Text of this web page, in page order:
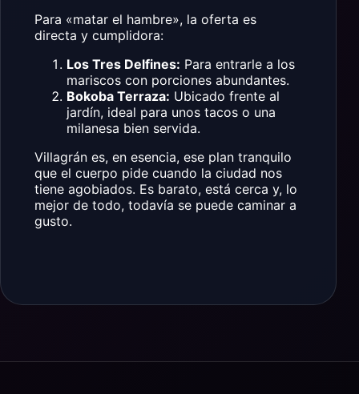
Para «matar el hambre», la oferta es
directa y cumplidora:
Los Tres Delfines: Para entrarle a los
mariscos con porciones abundantes.
Bokoba Terraza: Ubicado frente al
jardín, ideal para unos tacos o una
milanesa bien servida.
Villagrán es, en esencia, ese plan tranquilo
que el cuerpo pide cuando la ciudad nos
tiene agobiados. Es barato, está cerca y, lo
mejor de todo, todavía se puede caminar a
gusto.